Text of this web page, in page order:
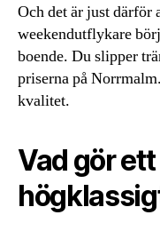
Och det är just därför
weekendutflykare
boende. Du slipper
priserna på
kvalitet.
Vad gör